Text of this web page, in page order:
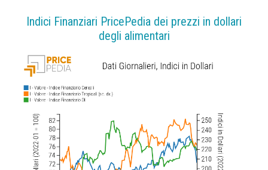
Indici Finanziari PricePedia dei prezzi in dollari
degli alimentari